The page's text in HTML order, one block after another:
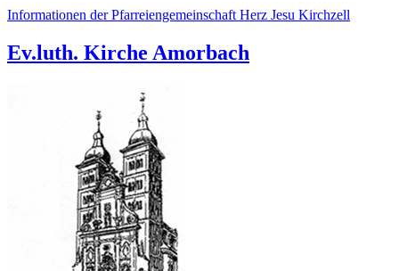
Informationen der Pfarreiengemeinschaft Herz Jesu Kirchzell
Ev.luth. Kirche Amorbach